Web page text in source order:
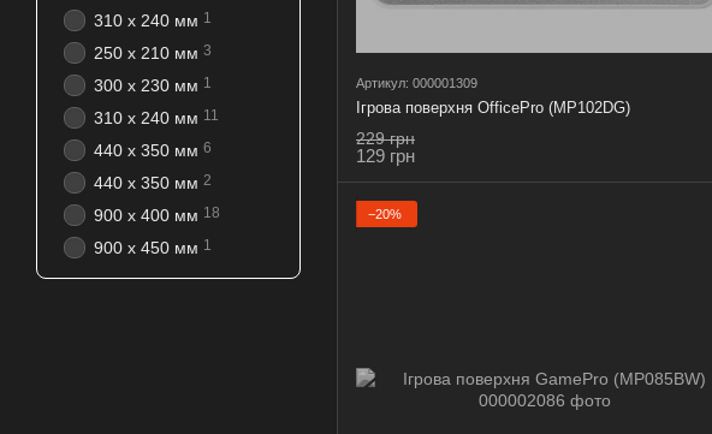
Артикул: 000001309
Ігрова поверхня OfficePro (MP102DG)
229 грн
129 грн
−20%
310 х 240 мм 1
250 x 210 мм 3
300 x 230 мм 1
310 x 240 мм 11
440 х 350 мм 6
440 x 350 мм 2
900 x 400 мм 18
900 x 450 мм 1